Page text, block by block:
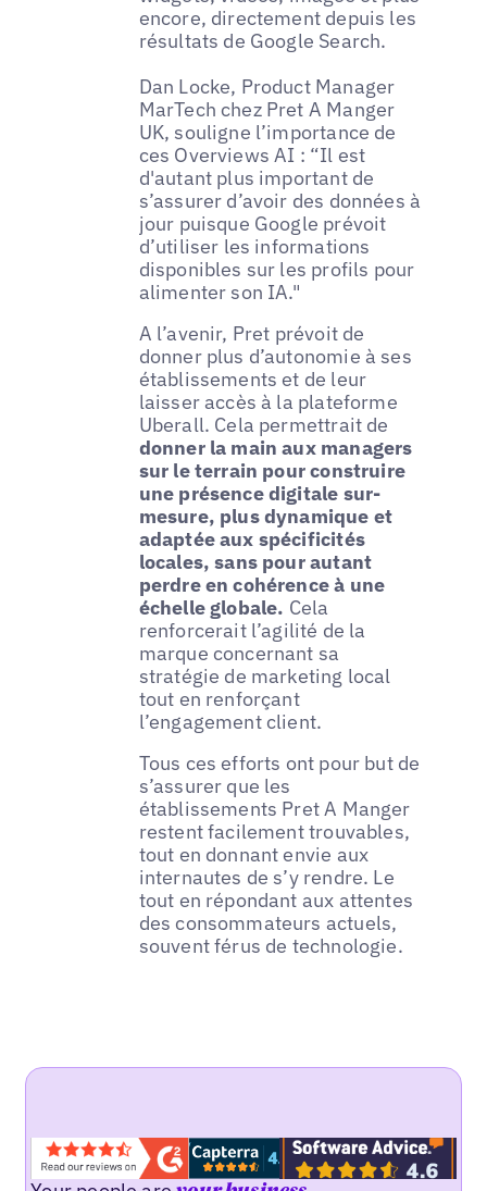
encore, directement depuis les
résultats de Google Search.
Dan Locke, Product Manager
MarTech chez Pret A Manger
UK, souligne l’importance de
ces Overviews AI : “Il est
d'autant plus important de
s’assurer d’avoir des données à
jour puisque Google prévoit
d’utiliser les informations
disponibles sur les profils pour
alimenter son IA."
A l’avenir, Pret prévoit de
donner plus d’autonomie à ses
établissements et de leur
laisser accès à la plateforme
Uberall. Cela permettrait de
donner la main aux managers
sur le terrain pour construire
une présence digitale sur-
mesure, plus dynamique et
adaptée aux spécificités
locales, sans pour autant
perdre en cohérence à une
échelle globale. Cela
renforcerait l’agilité de la
marque concernant sa
stratégie de marketing local
tout en renforçant
l’engagement client.
Tous ces efforts ont pour but de
s’assurer que les
établissements Pret A Manger
restent facilement trouvables,
tout en donnant envie aux
internautes de s’y rendre. Le
tout en répondant aux attentes
des consommateurs actuels,
souvent férus de technologie.